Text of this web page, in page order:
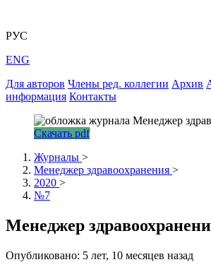
РУС
ENG
Для авторов Члены ред. коллегии Архив
информация Контакты
Скачать pdf
Журналы >
Менеджер здравоохранения >
2020 >
№7
Менеджер
Опубликовано: 5 лет, 10 месяцев назад